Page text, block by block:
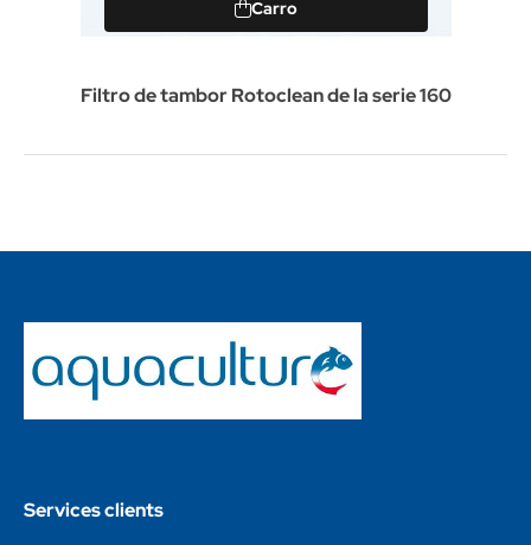
Carro
Filtro de tambor Rotoclean de la serie 160
Services clients